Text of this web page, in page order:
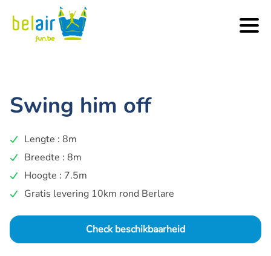
Swing him off
Lengte : 8m
Breedte : 8m
Hoogte : 7.5m
Gratis levering 10km rond Berlare
Check beschikbaarheid